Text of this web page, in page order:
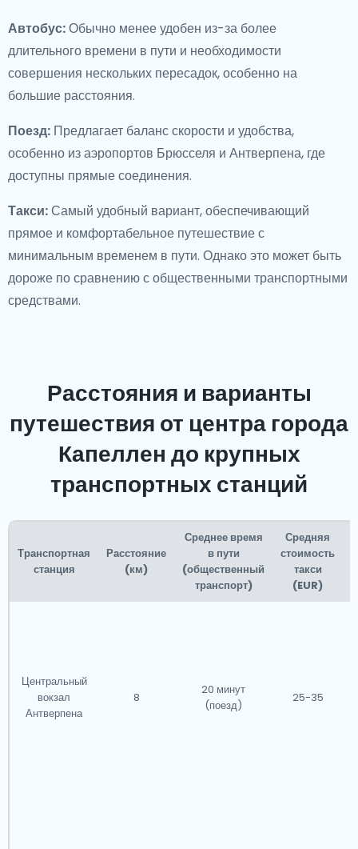
Автобус:Обычно менее удобен из-за более
длительного времени в пути и необходимости
совершения нескольких пересадок, особенно на
большие расстояния.
Поезд: Предлагает баланс скорости и удобства,
особенно из аэропортов Брюсселя и Антверпена, где
доступны прямые соединения.
Такси:Самый удобный вариант, обеспечивающий
прямое и комфортабельное путешествие с
минимальным временем в пути. Однако это может быть
дороже по сравнению с общественными транспортными
средствами.
Расстояния и варианты
путешествия от центра города
Капеллен до крупных
транспортных станций
Транспортная
станция
Расстояние
(км)
Среднее время
в пути
(общественный
транспорт)
Средняя
стоимость
такси
(EUR)
Центральный
вокзал
Антверпена
8
20 минут
(поезд)
25-35